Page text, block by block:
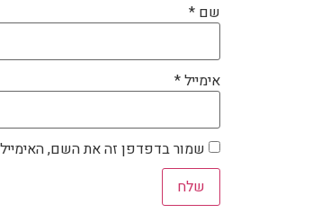
שם *
אימייל*
שמור בדפדפן זה את השם,